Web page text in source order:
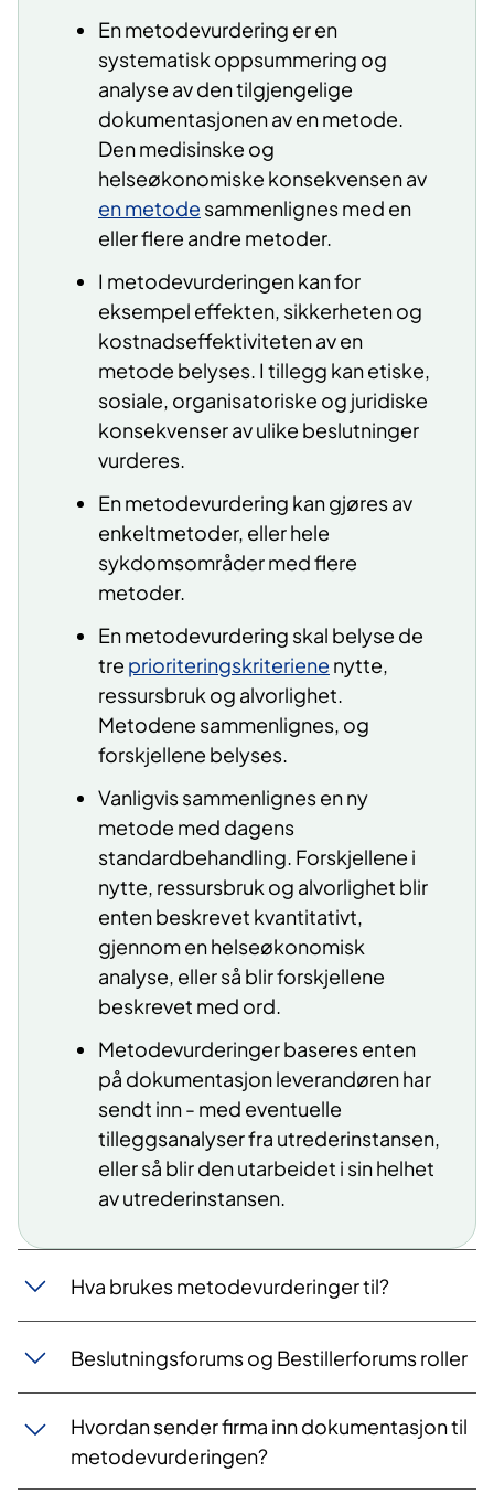
En metodevurdering er en
systematisk oppsummering og
analyse av den tilgjengelige
dokumentasjonen av en metode.
Den medisinske og
helseøkonomiske konsekvensen av
en metode sammenlignes med en
eller flere andre metoder.
I metodevurderingen kan for
eksempel effekten, sikkerheten og
kostnadseffektiviteten av en
metode belyses. I tillegg kan etiske,
sosiale, organisatoriske og juridiske
konsekvenser av ulike beslutninger
vurderes.
En metodevurdering kan gjøres av
enkeltmetoder, eller hele
sykdomsområder med flere
metoder.
En metodevurdering skal belyse de
tre prioriteringskriteriene nytte,
ressursbruk og alvorlighet.
Metodene sammenlignes, og
forskjellene belyses.
Vanligvis sammenlignes en ny
metode med dagens
standardbehandling. Forskjellene i
nytte, ressursbruk og alvorlighet blir
enten beskrevet kvantitativt,
gjennom en helseøkonomisk
analyse, eller så blir forskjellene
beskrevet med ord.
Metodevurderinger baseres enten
på dokumentasjon leverandøren har
sendt inn - med eventuelle
tilleggsanalyser fra utrederinstansen,
eller så blir den utarbeidet i sin helhet
av utrederinstansen.
Hva brukes metodevurderinger til?
Beslutningsforums og Bestillerforums roller
Hvordan sender firma inn dokumentasjon til
metodevurderingen?